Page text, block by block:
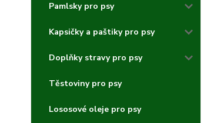
Pamlsky pro psy
Kapsičky a paštiky pro psy
Doplňky stravy pro psy
Těstoviny pro psy
Lososové oleje pro psy